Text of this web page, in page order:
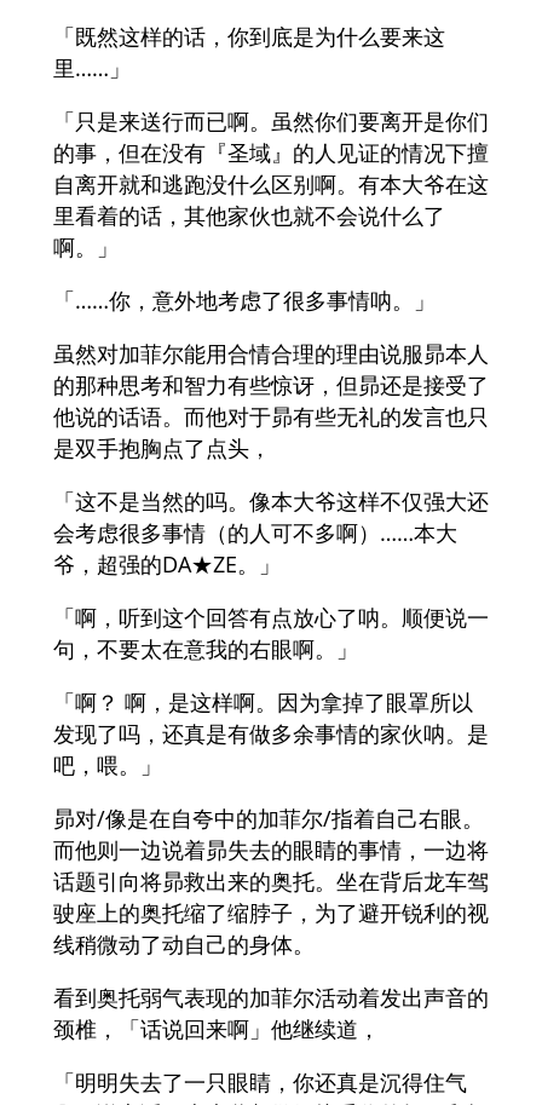
「既然这样的话，你到底是为什么要来这
里……」
「只是来送行而已啊。虽然你们要离开是你们
的事，但在没有『圣域』的人见证的情况下擅
自离开就和逃跑没什么区别啊。有本大爷在这
里看着的话，其他家伙也就不会说什么了
啊。」
「……你，意外地考虑了很多事情呐。」
虽然对加菲尔能用合情合理的理由说服昴本人
的那种思考和智力有些惊讶，但昴还是接受了
他说的话语。而他对于昴有些无礼的发言也只
是双手抱胸点了点头，
「这不是当然的吗。像本大爷这样不仅强大还
会考虑很多事情（的人可不多啊）……本大
爷，超强的DA★ZE。」
「啊，听到这个回答有点放心了呐。顺便说一
句，不要太在意我的右眼啊。」
「啊？ 啊，是这样啊。因为拿掉了眼罩所以
发现了吗，还真是有做多余事情的家伙呐。是
吧，喂。」
昴对/像是在自夸中的加菲尔/指着自己右眼。
而他则一边说着昴失去的眼睛的事情，一边将
话题引向将昴救出来的奥托。坐在背后龙车驾
驶座上的奥托缩了缩脖子，为了避开锐利的视
线稍微动了动自己的身体。
看到奥托弱气表现的加菲尔活动着发出声音的
颈椎，「话说回来啊」他继续道，
「明明失去了一只眼睛，你还真是沉得住气